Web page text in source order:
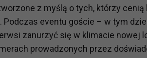
z myślą o tych, którzy cenią
eventu goście – w tym
zanurzyć się w klimacie nowej
prowadzonych przez